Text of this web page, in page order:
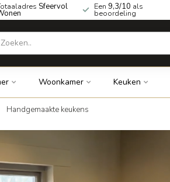
Sfeervol Een 9,3/10 als
beoordeling
Woonkamer Keuken
Handgemaakte keukens